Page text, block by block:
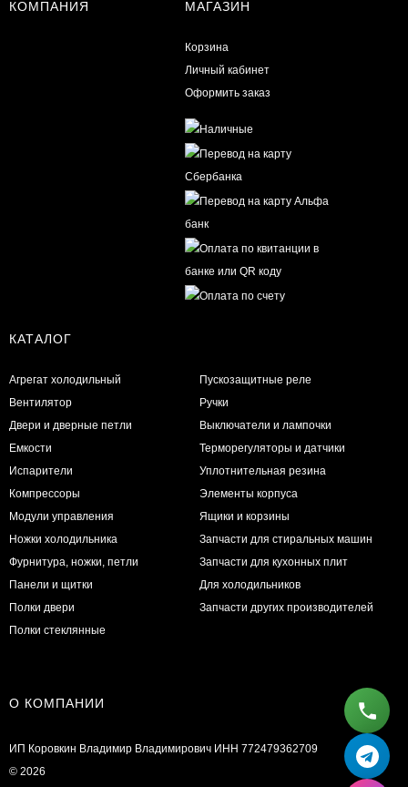
КОМПАНИЯ МАГАЗИН
Корзина
Личный кабинет
Оформить заказ
КАТАЛОГ
Агрегат холодильный
Вентилятор
Двери и дверные петли
Емкости
Испарители
Компрессоры
Модули управления
Ножки холодильника
Фурнитура, ножки, петли
Панели и щитки
Полки двери
Полки стеклянные
Пускозащитные реле
Ручки
Выключатели и лампочки
Терморегуляторы и датчики
Уплотнительная резина
Элементы корпуса
Ящики и корзины
Запчасти для стиральных машин
Запчасти для кухонных плит
Для холодильников
Запчасти других производителей
О КОМПАНИИ
ИП Коровкин Владимир Владимирович ИНН 772479362709
© 2026